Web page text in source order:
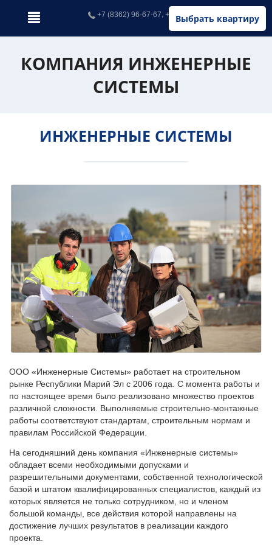
Выбрать квартиру
+7 (8362) 96-67-67, +7 (902) 326-67-67
КОМПАНИЯ ИНЖЕНЕРНЫЕ
СИСТЕМЫ
ИНЖЕНЕРНЫЕ СИСТЕМЫ
ООО «Инженерные Системы» работает на строительном
рынке Республики Марий Эл с 2006 года. С момента работы и
по настоящее время было реализовано множество проектов
различной сложности. Выполняемые строительно-монтажные
работы соответствуют стандартам, строительным нормам и
правилам Российской Федерации.
На сегодняшний день компания «Инженерные системы»
обладает всеми необходимыми допусками и
разрешительными документами, собственной технологической
базой и штатом квалифицированных специалистов, каждый из
которых является не только сотрудником, но и членом
большой команды, все действия которой направлены на
достижение лучших результатов в реализации каждого
проекта.